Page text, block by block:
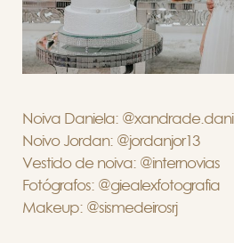
Noiva Daniela: @xandrade.dani
Noivo Jordan: @jordanjor13
Vestido de noiva: @internovias
Fotógrafos: @giealexfotografia
Makeup: @sismedeirosrj